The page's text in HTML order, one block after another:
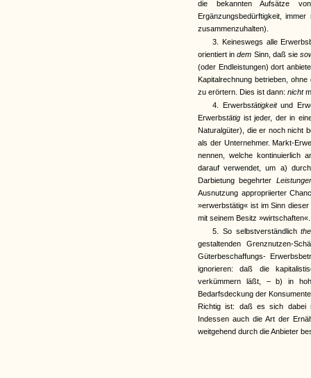
die bekannten Aufsätze
Ergänzungsbedürftigkeit,
zusammenzuhalten).
3. Keineswegs alle
orientiert indem Sinn, daß sie
(oder Endleistungen) dort
Kapitalrechnung betrieben,
zu erörtern. Dies ist dann: nicht
4. Erwerbstätigkeit und
Erwerbstätig ist jeder, der in
Naturalgüter), die er noch nicht
als der Unternehmer. Markt-
nennen, welche kontinuierlich
darauf verwendet, um a)
Darbietung begehrter
Ausnutzung appropriierter
»erwerbstätig« ist im Sinn
mit seinem Besitz »wirtschaften«.
5. So selbstverständlich
gestaltenden Grenznutzen-
Güterbeschaffungs-
ignorieren: daß die
verkümmern läßt, – b) in
Bedarfsdeckung der
Richtig ist: daß es sich dabei
Indessen auch die Art der
weitgehend durch die Anbieter